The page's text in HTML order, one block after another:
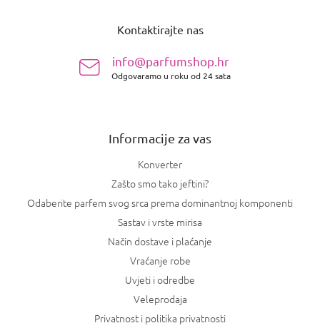
Kontaktirajte nas
info@parfumshop.hr
Odgovaramo u roku od 24 sata
Informacije za vas
Konverter
Zašto smo tako jeftini?
Odaberite parfem svog srca prema dominantnoj komponenti
Sastav i vrste mirisa
Način dostave i plaćanje
Vraćanje robe
Uvjeti i odredbe
Veleprodaja
Privatnost i politika privatnosti